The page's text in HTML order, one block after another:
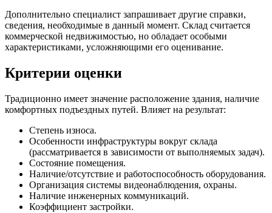
Дополнительно специалист запрашивает другие справки,
сведения, необходимые в данный момент. Склад считается
коммерческой недвижимостью, но обладает особыми
характеристиками, усложняющими его оценивание.
Критерии оценки
Традиционно имеет значение расположение здания, наличие
комфортных подъездных путей. Влияет на результат:
Степень износа.
Особенности инфраструктуры вокруг склада
(рассматривается в зависимости от выполняемых задач).
Состояние помещения.
Наличие/отсутствие и работоспособность оборудования.
Организация системы видеонаблюдения, охраны.
Наличие инженерных коммуникаций.
Коэффициент застройки.